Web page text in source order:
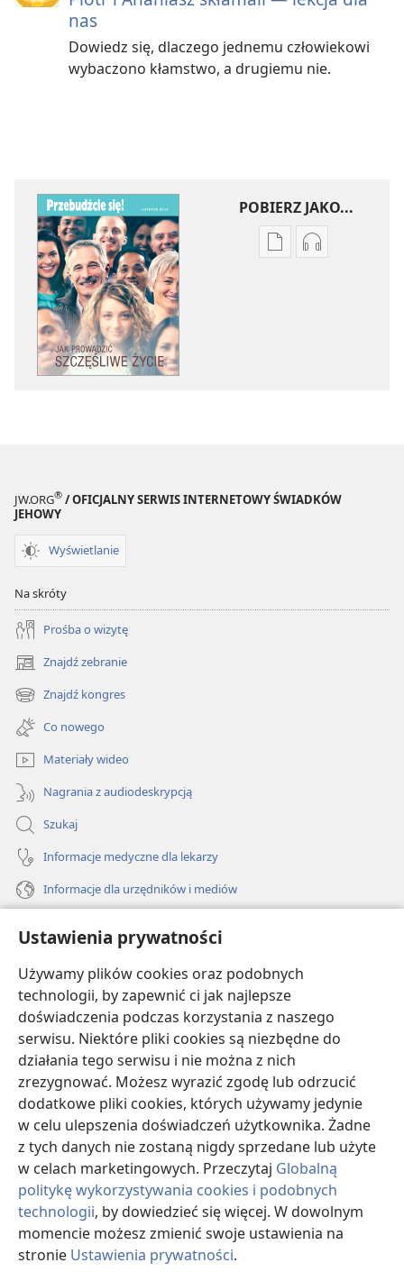
Ustawienia prywatności
Używamy plików cookies oraz podobnych
technologii, by zapewnić ci jak najlepsze
doświadczenia podczas korzystania z naszego
serwisu. Niektóre pliki cookies są niezbędne do
działania tego serwisu i nie można z nich
zrezygnować. Możesz wyrazić zgodę lub odrzucić
dodatkowe pliki cookies, których używamy jedynie
w celu ulepszenia doświadczeń użytkownika. Żadne
z tych danych nie zostaną nigdy sprzedane lub użyte
w celach marketingowych. Przeczytaj Globalną
politykę wykorzystywania cookies i podobnych
technologii, by dowiedzieć się więcej. W dowolnym
momencie możesz zmienić swoje ustawienia na
stronie Ustawienia prywatności.
nas
Dowiedz się, dlaczego jednemu człowiekowi
wybaczono kłamstwo, a drugiemu nie.
POBIERZ JAKO...
UstawieniaUstawienia
JW.ORG® / OFICJALNY SERWIS INTERNETOWY ŚWIADKÓW
JEHOWY
Wyświetlanie
Na skróty
Prośba o wizytę
Znajdź zebranie
(opens
new
window)
Znajdź kongres
(opens
new
window)
Co nowego
Materiały wideo
Nagrania z audiodeskrypcją
Szukaj
Informacje medyczne dla lekarzy
Informacje dla urzędników i mediów
Darowizny
(opens
new
window)BIBLIOTEKA INTERNETOWA Strażnicy
(opens
new
window)JW Hub
(opens
new
window)JW Library
Watchtower Library
Copyright© 2026 Watch Tower Bible and Tract Society of Pennsylvania.
WARUNKI UŻYTKOWANIA| POLITYKA PRYWATNOŚCI
PRYWATNOŚCI